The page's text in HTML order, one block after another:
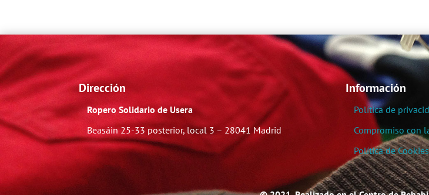
Dirección
Ropero Solidario de Usera
Beasáin 25-33 posterior, local 3 – 28041 Madrid
Información
Política de
Compromiso con
Política de